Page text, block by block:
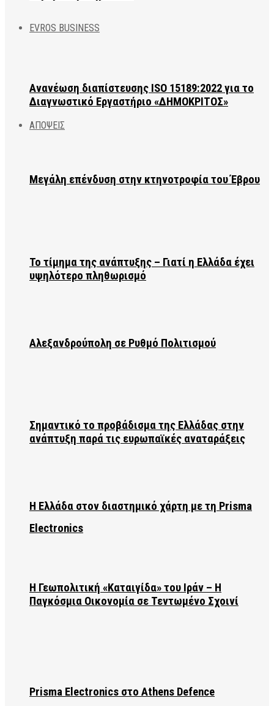
EVROS BUSINESS
Μεγάλη επένδυση στην κτηνοτροφία του Έβρου
Αλεξανδρούπολη σε Ρυθμό Πολιτισμού
Η Ελλάδα στον διαστημικό χάρτη με τη Prisma
Electronics
Prisma Electronics στο Athens Defence
Ανανέωση διαπίστευσης ISO 15189:2022 για το
Διαγνωστικό Εργαστήριο «ΔΗΜΟΚΡΙΤΟΣ»
ΑΠΟΨΕΙΣ
Το τίμημα της ανάπτυξης – Γιατί η Ελλάδα έχει
υψηλότερο πληθωρισμό
Σημαντικό το προβάδισμα της Ελλάδας στην
ανάπτυξη παρά τις ευρωπαϊκές αναταράξεις
Η Γεωπολιτική «Καταιγίδα» του Ιράν – Η
Παγκόσμια Οικονομία σε Τεντωμένο Σχοινί